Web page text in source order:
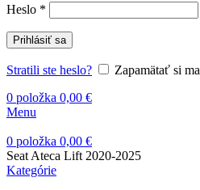
Heslo *
Prihlásiť sa
Stratili ste heslo?
Zapamätať si ma
0 položka 0,00 €
Menu
0 položka 0,00 €
Seat Ateca Lift 2020-2025
Kategórie